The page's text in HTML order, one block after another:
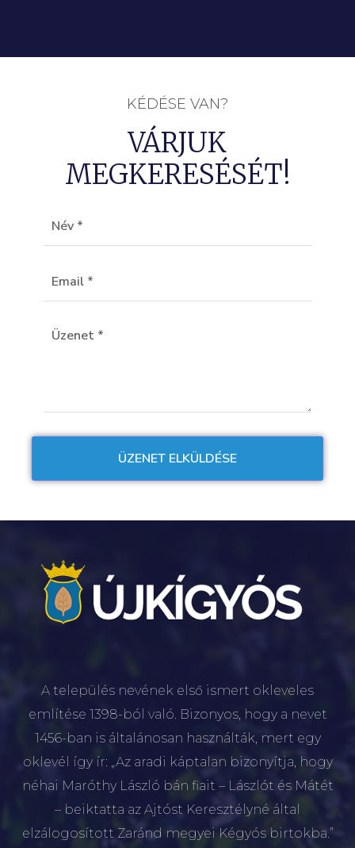
KÉDÉSE VAN?
VÁRJUK
MEGKERESÉSÉT!
A település nevének első ismert okleveles
említése 1398-ból való. Bizonyos, hogy a nevet
1456-ban is általánosan használták, mert egy
oklevél így ír: „Az aradi káptalan bizonyítja, hogy
néhai Maróthy László bán fiait – Lászlót és Mátét
– beiktatta az Ajtóst Keresztélyné által
elzálogosított Zaránd megyei Kégyós birtokba.”